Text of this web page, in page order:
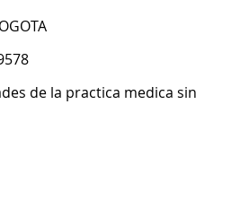
de la practica medica sin